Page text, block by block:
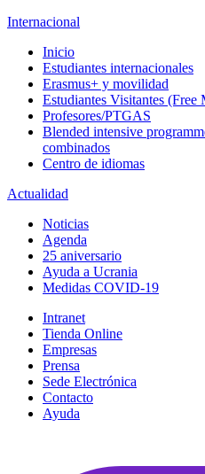
Internacional
Inicio
Estudiantes internacionales
Erasmus+ y movilidad
Estudiantes Visitantes (Free
Profesores/PTGAS
Blended intensive
combinados
Centro de idiomas
Actualidad
Noticias
Agenda
25 aniversario
Ayuda a Ucrania
Medidas COVID-19
Intranet
Tienda Online
Empresas
Prensa
Sede Electrónica
Contacto
Ayuda